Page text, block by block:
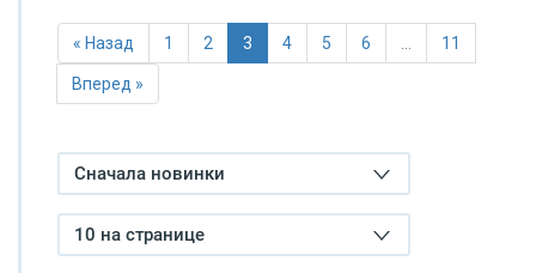
« Назад 1 2 3 4 5 6 … 11
Вперед »
Сначала новинки
10 на странице